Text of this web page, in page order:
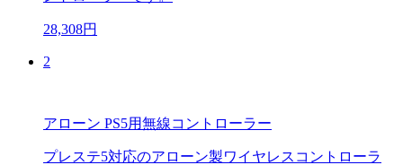
28,308円
2
アローン PS5用無線コントローラー
プレステ5対応のアローン製ワイヤレスコントローラ